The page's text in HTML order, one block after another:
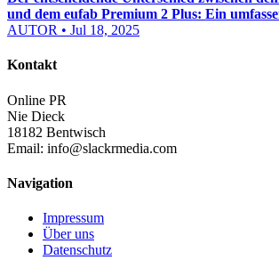
und dem eufab Premium 2 Plus: Ein
AUTOR • Jul 18, 2025
Kontakt
Online PR
Nie Dieck
18182 Bentwisch
Email: info@slackrmedia.com
Navigation
Impressum
Über uns
Datenschutz